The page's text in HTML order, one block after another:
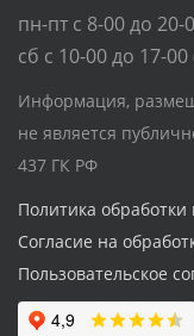
пн-пт с 8-00 до 20-
сб с 10-00 до 17-
Информация,
не является
437 ГК РФ
Политика
Согласие на
Пользовательское